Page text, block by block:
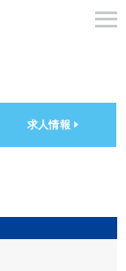
求人情報